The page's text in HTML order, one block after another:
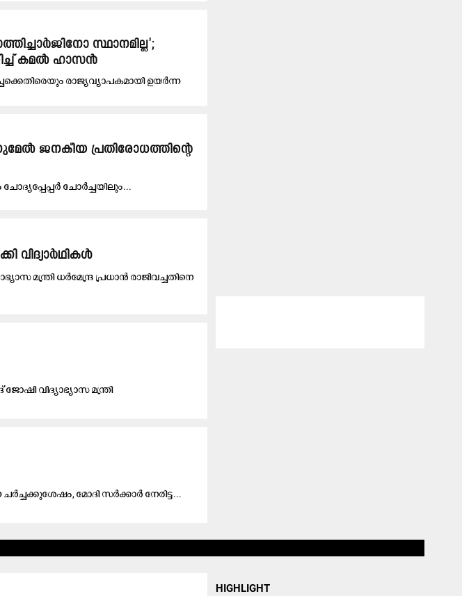
സ്ഥാനമില്ല';
കമൽ ഹാസൻ
രാജ്യവ്യാപകമായി ഉയർന്ന
ജ​ന​കീ​യ പ്ര​തി​രോ​ധ​ത്തി​ന്‍റെ
ചോ​ർ​ച്ച​യി​ലും...
വിദ്യാര്‍ഥികള്‍
മന്ത്രി ധർമേന്ദ്ര പ്രധാൻ രാജിവച്ചതിനെ
ജോ​ഷി വി​ദ്യാ​ഭ്യാ​സ മ​ന്ത്രി
മോ​ദി സ​ർ​ക്കാ​ർ നേ​രി​ട്ട...
HIGHLIGHT